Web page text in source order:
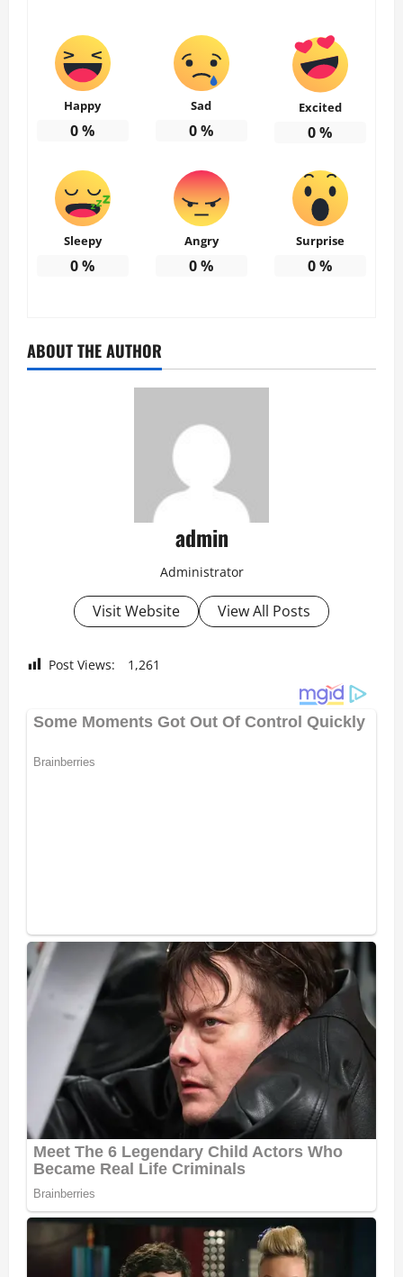
Happy
0%
Sad
0%
Excited
0%
Sleepy
0%
Angry
0%
Surprise
0%
ABOUT THE AUTHOR
admin
Administrator
Visit Website View All Posts
Post Views: 1,261